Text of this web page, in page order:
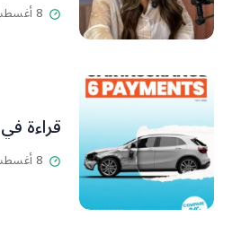
8 أغسطس، 2026
قراءة
8 أغسطس، 2026